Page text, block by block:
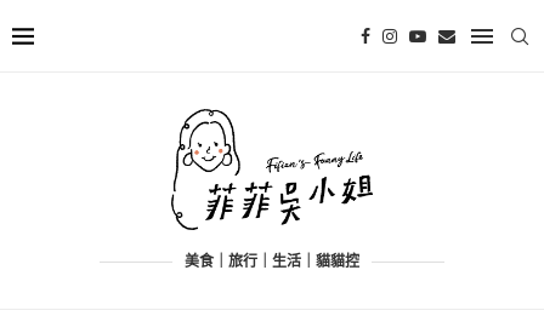
美食｜旅行｜生活｜貓貓控